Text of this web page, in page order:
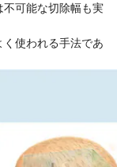
可能な切除幅も実
使われる手法であ